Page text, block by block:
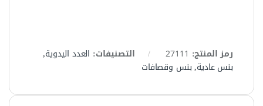
رمز المنتج: 27111 التصنيفات: العدد اليدوية,
بنس عادية,بنس وقصافات